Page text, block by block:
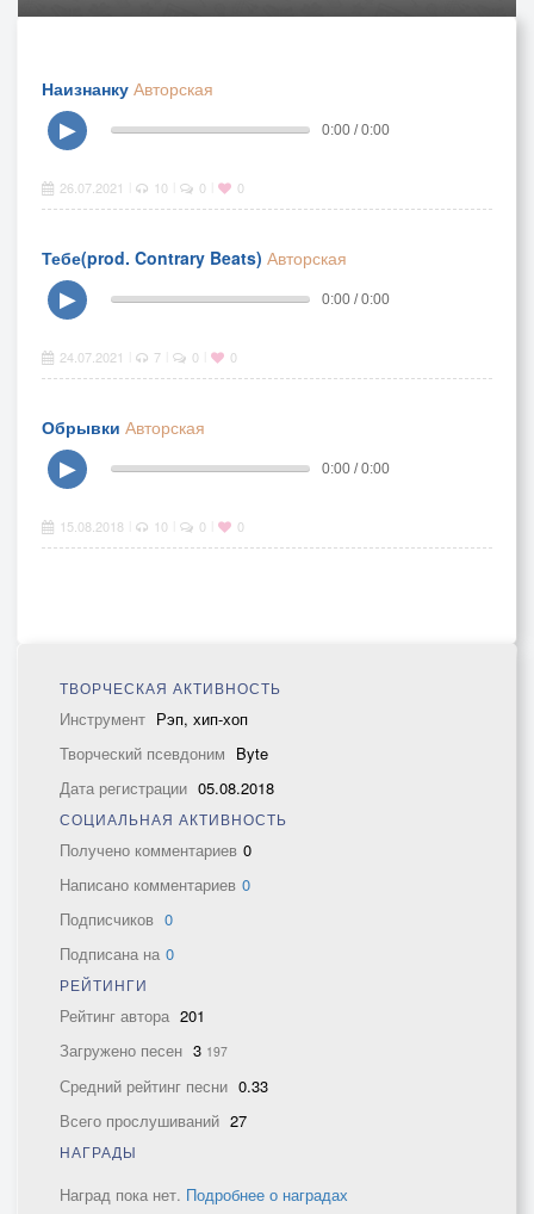
Наизнанку Авторская
▶
0:00 / 0:00
26.07.2021 10 0 0
Тебе(prod. Contrary Beats) Авторская
▶
0:00 / 0:00
24.07.2021 7 0 0
Обрывки Авторская
▶
0:00 / 0:00
15.08.2018 10 0 0
ТВОРЧЕСКАЯ АКТИВНОСТЬ
Инструмент Рэп, хип-хоп
Творческий псевдоним Byte
Дата регистрации 05.08.2018
СОЦИАЛЬНАЯ АКТИВНОСТЬ
Получено комментариев 0
Написано комментариев 0
Подписчиков 0
Подписана на 0
РЕЙТИНГИ
Рейтинг автора 201
Загружено песен 3 197
Средний рейтинг песни 0.33
Всего прослушиваний 27
НАГРАДЫ
Наград пока нет. Подробнее о наградах